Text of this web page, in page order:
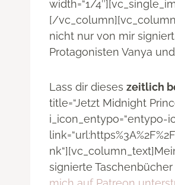
width=“1/
[/
nicht nur von mir
Protagonisten Vanya
Lass dir dieses zeitlich
title=“Jetzt Midnight
i_icon_entypo=“entypo-
signierte